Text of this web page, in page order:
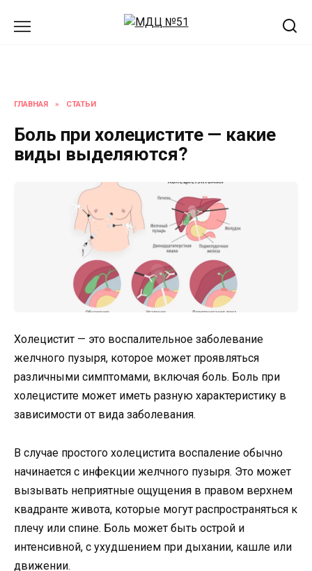
ГЛАВНАЯ » СТАТЬИ
Боль при холецистите — какие
виды выделяются?
Холецистит — это воспалительное заболевание
желчного пузыря, которое может проявляться
различными симптомами, включая боль. Боль при
холецистите может иметь разную характеристику в
зависимости от вида заболевания.
В случае простого холецистита воспаление обычно
начинается с инфекции желчного пузыря. Это может
вызывать неприятные ощущения в правом верхнем
квадранте живота, которые могут распространяться к
плечу или спине. Боль может быть острой и
интенсивной, с ухудшением при дыхании, кашле или
движении.